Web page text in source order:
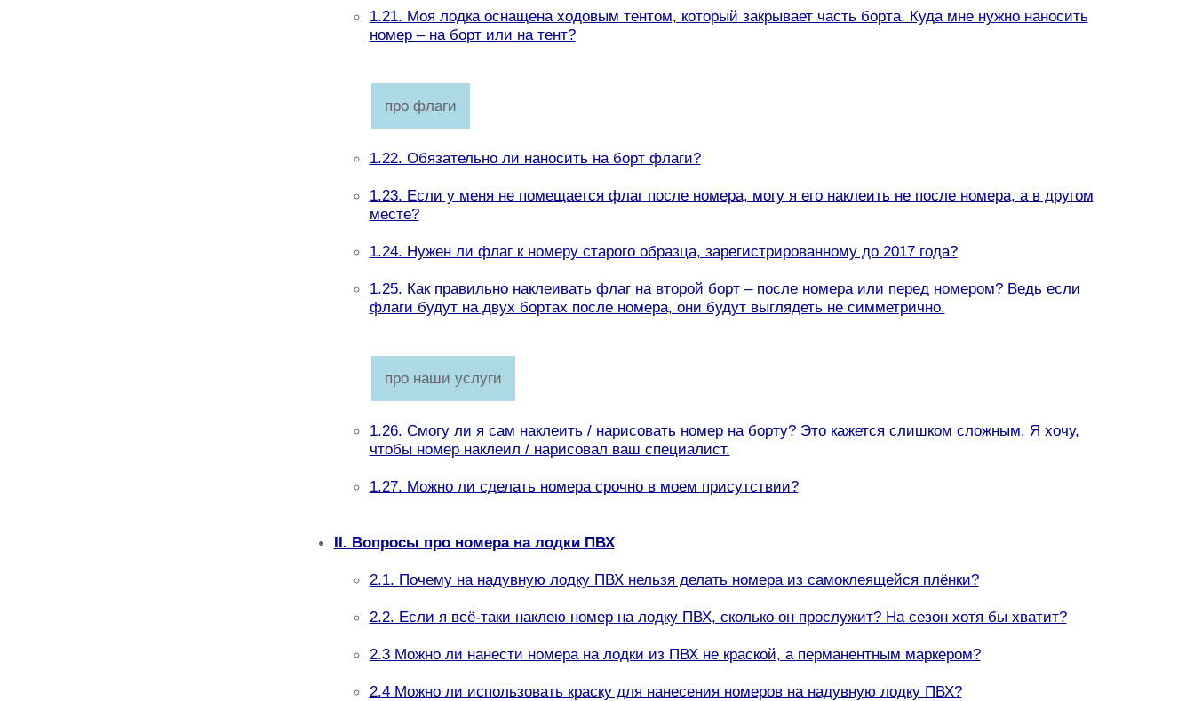
1.21. Моя лодка оснащена ходовым тентом, который закрывает часть борта. Куда мне нужно наносить
номер – на борт или на тент?
про флаги
1.22. Обязательно ли наносить на борт флаги?
1.23. Если у меня не помещается флаг после номера, могу я его наклеить не после номера, а в другом
месте?
1.24. Нужен ли флаг к номеру старого образца, зарегистрированному до 2017 года?
1.25. Как правильно наклеивать флаг на второй борт – после номера или перед номером? Ведь если
флаги будут на двух бортах после номера, они будут выглядеть не симметрично.
про наши услуги
1.26. Смогу ли я сам наклеить / нарисовать номер на борту? Это кажется слишком сложным. Я хочу,
чтобы номер наклеил / нарисовал ваш специалист.
1.27. Можно ли сделать номера срочно в моем присутствии?
II. Вопросы про номера на лодки ПВХ
2.1. Почему на надувную лодку ПВХ нельзя делать номера из самоклеящейся плёнки?
2.2. Если я всё-таки наклею номер на лодку ПВХ, сколько он прослужит? На сезон хотя бы хватит?
2.3 Можно ли нанести номера на лодки из ПВХ не краской, а перманентным маркером?
2.4 Можно ли использовать краску для нанесения номеров на надувную лодку ПВХ?